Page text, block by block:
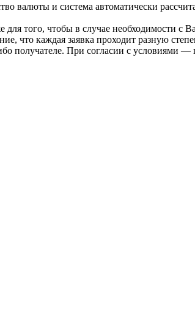
и система автоматически
того, чтобы в случае необходимости с
что каждая заявка проходит разную
получателе. При согласии с условиями